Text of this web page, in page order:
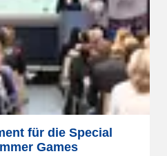
für die Special
Games